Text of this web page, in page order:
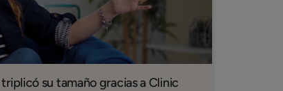
su tamaño gracias a Clinic